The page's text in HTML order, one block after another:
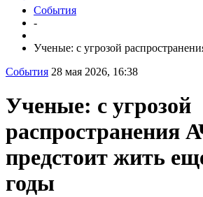
События
-
Ученые: с угрозой
События 28 мая 2026, 16:38
Ученые: с угрозой
распространения
предстоит жить
годы